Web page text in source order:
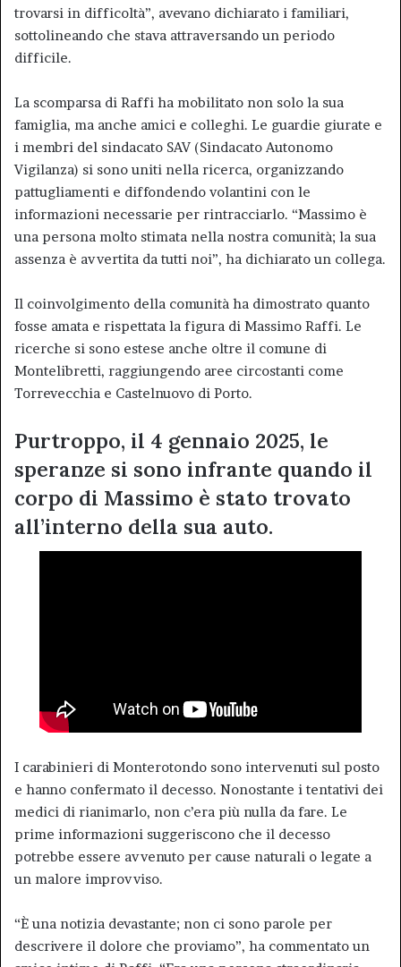
trovarsi in difficoltà”, avevano dichiarato i familiari,
sottolineando che stava attraversando un periodo
difficile.
La scomparsa di Raffi ha mobilitato non solo la sua
famiglia, ma anche amici e colleghi. Le guardie giurate e
i membri del sindacato SAV (Sindacato Autonomo
Vigilanza) si sono uniti nella ricerca, organizzando
pattugliamenti e diffondendo volantini con le
informazioni necessarie per rintracciarlo. “Massimo è
una persona molto stimata nella nostra comunità; la sua
assenza è avvertita da tutti noi”, ha dichiarato un collega.
Il coinvolgimento della comunità ha dimostrato quanto
fosse amata e rispettata la figura di Massimo Raffi. Le
ricerche si sono estese anche oltre il comune di
Montelibretti, raggiungendo aree circostanti come
Torrevecchia e Castelnuovo di Porto.
Purtroppo, il 4 gennaio 2025, le
speranze si sono infrante quando il
corpo di Massimo è stato trovato
all’interno della sua auto.
I carabinieri di Monterotondo sono intervenuti sul posto
e hanno confermato il decesso. Nonostante i tentativi dei
medici di rianimarlo, non c’era più nulla da fare. Le
prime informazioni suggeriscono che il decesso
potrebbe essere avvenuto per cause naturali o legate a
un malore improvviso.
“È una notizia devastante; non ci sono parole per
descrivere il dolore che proviamo”, ha commentato un